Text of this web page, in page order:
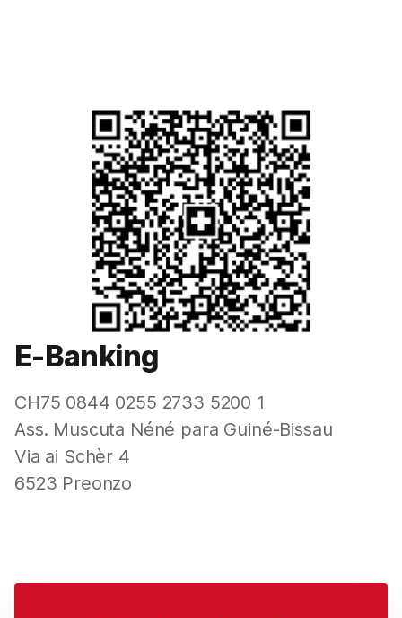
E-Banking
CH75 0844 0255 2733 5200 1
Ass. Muscuta Néné para Guiné-Bissau
Via ai Schèr 4
6523 Preonzo